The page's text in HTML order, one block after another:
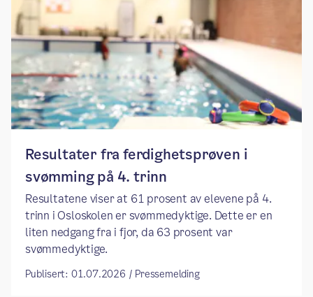
Resultater fra ferdighetsprøven i
svømming på 4. trinn
Resultatene viser at 61 prosent av elevene på 4.
trinn i Osloskolen er svømmedyktige. Dette er en
liten nedgang fra i fjor, da 63 prosent var
svømmedyktige.
Publisert: 01.07.2026 / Pressemelding